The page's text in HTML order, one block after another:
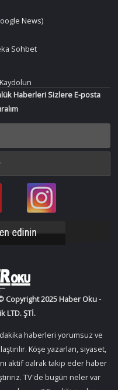
News)
Sohbet
Haberleri Sizlere E-posta
Bir
Haber
Instagram
Copyright 2025 Haber Oku -
LTD. ŞTİ.
haberleri yorumsuz ve
Köşe yazarları, siyaset,
aktif oalrak takip eder haber
TV'de bugün neler var